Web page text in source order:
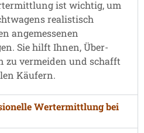
ist wichtig, um
realistisch
angemessenen
Sie hilft Ihnen, Über-
zu vermeiden und schafft
Käufern.
Wertermittlung bei